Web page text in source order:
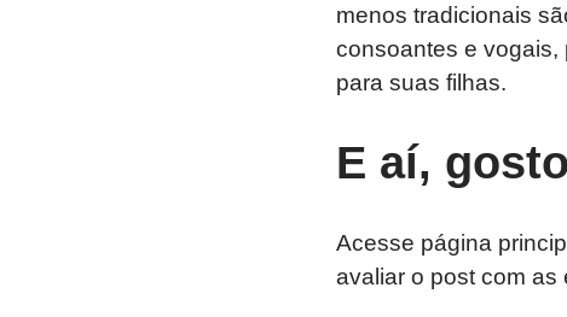
menos tradicionais
consoantes e vogais,
para suas filhas.
E aí,
Acesse página
avaliar o post com as